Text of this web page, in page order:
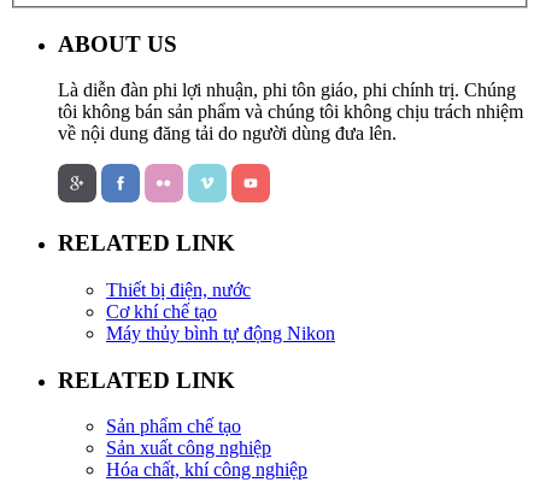
ABOUT US
Là diễn đàn phi lợi nhuận, phi tôn giáo, phi chính trị. Chúng
tôi không bán sản phẩm và chúng tôi không chịu trách nhiệm
về nội dung đăng tải do người dùng đưa lên.
RELATED LINK
Thiết bị điện, nước
Cơ khí chế tạo
Máy thủy bình tự động Nikon
RELATED LINK
Sản phẩm chế tạo
Sản xuất công nghiệp
Hóa chất, khí công nghiệp